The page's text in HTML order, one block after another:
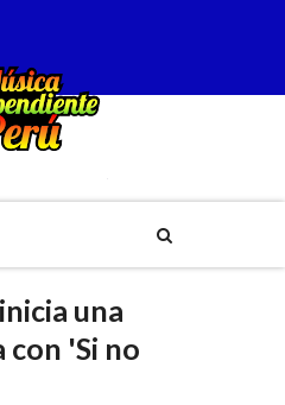
una
con 'Si no